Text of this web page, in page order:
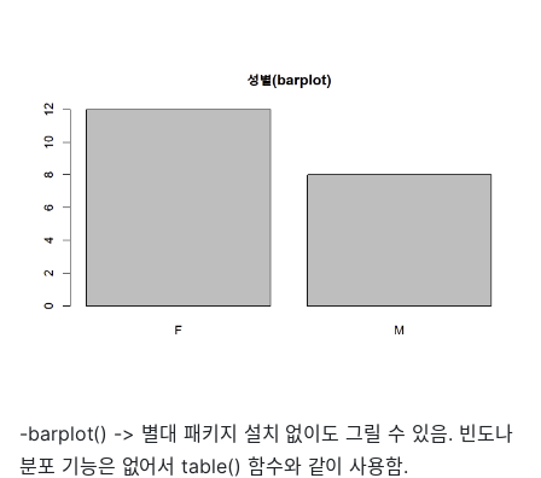
-barplot() -> 별대 패키지 설치 없이도 그릴 수 있음. 빈도나
분포 기능은 없어서 table() 함수와 같이 사용함.